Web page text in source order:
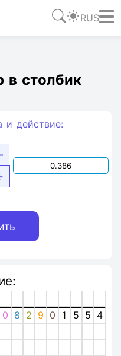
RUS
в столбик
и действие:
0 8 2 9 0 1 5 5 4